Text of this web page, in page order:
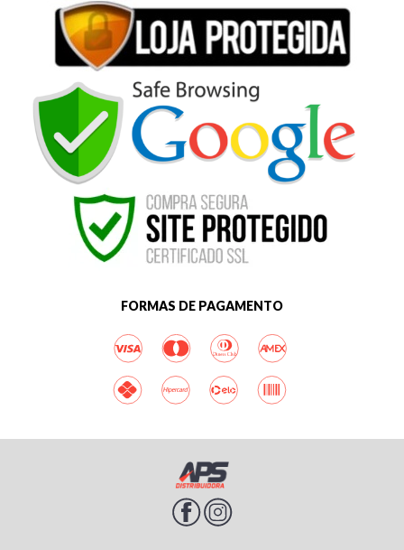
FORMAS DE PAGAMENTO